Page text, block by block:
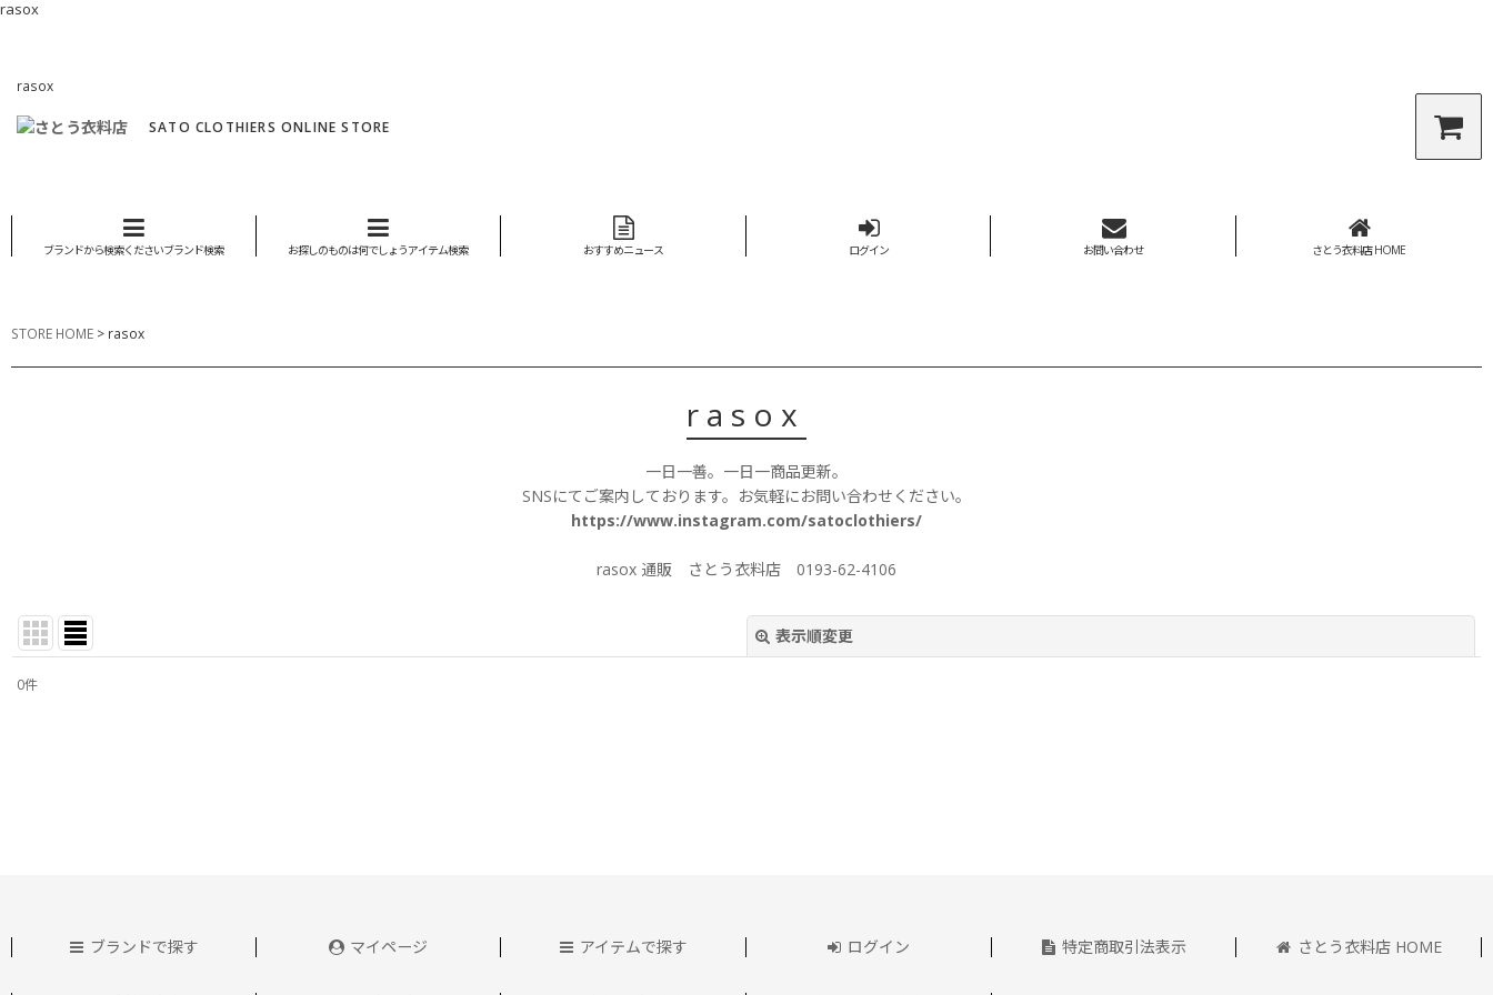
rasox
rasox
SATO CLOTHIERS ONLINE STORE
ブランドから検索くださいブランド検索 お探しのものは何でしょうアイテム検索 おすすめニュース ログイン お問い合わせ さとう衣料店 HOME
STORE HOME > rasox
rasox
一日一善。一日一商品更新。
SNSにてご案内しております。お気軽にお問い合わせください。
https://www.instagram.com/satoclothiers/
rasox 通販 さとう衣料店 0193-62-4106
表示順変更
0件
ブランドで探す マイページ アイテムで探す ログイン 特定商取引法表示 さとう衣料店 HOME